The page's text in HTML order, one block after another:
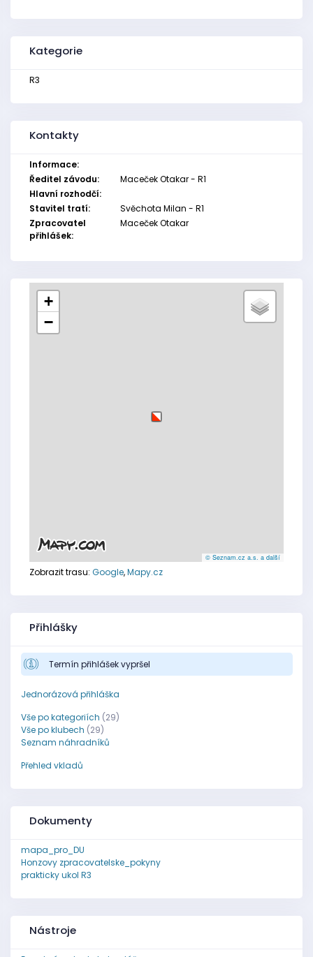
Kategorie
R3
Kontakty
Informace:
Ředitel závodu:
Maceček Otakar - R1
Hlavní rozhodčí:
Stavitel tratí:
Svěchota Milan - R1
Zpracovatel
přihlášek:
Maceček Otakar
+
−
© Seznam.cz a.s. a další
Zobrazit trasu: Google,Mapy.cz
Přihlášky
Termín přihlášek vypršel
Jednorázová přihláška
Vše po kategoriích (29)
Vše po klubech (29)
Seznam náhradníků
Přehled vkladů
Dokumenty
mapa_pro_DU
Honzovy zpracovatelske_pokyny
prakticky ukol R3
Nástroje